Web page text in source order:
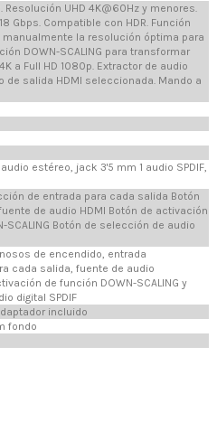
Resolución UHD 4K@60Hz y menores.
Gbps. Compatible con HDR. Función
manualmente la resolución óptima para
DOWN-SCALING para transformar
a Full HD 1080p. Extractor de audio
de salida HDMI seleccionada. Mando a
estéreo, jack 3'5 mm 1 audio SPDIF,
de entrada para cada salida Botón
de audio HDMI Botón de activación
SCALING Botón de selección de audio
de encendido, entrada
cada salida, fuente de audio
de función DOWN-SCALING y
digital SPDIF
incluido
fondo